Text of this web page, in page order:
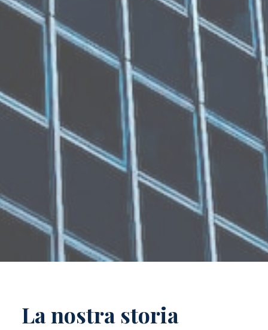
La nostra storia